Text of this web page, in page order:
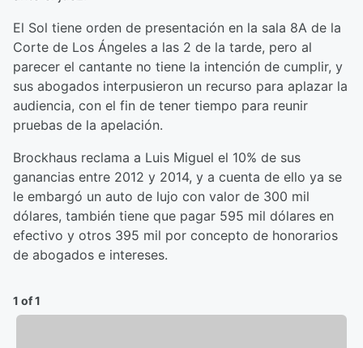
El Sol tiene orden de presentación en la sala 8A de la
Corte de Los Ángeles a las 2 de la tarde, pero al
parecer el cantante no tiene la intención de cumplir, y
sus abogados interpusieron un recurso para aplazar la
audiencia, con el fin de tener tiempo para reunir
pruebas de la apelación.
Brockhaus reclama a Luis Miguel el 10% de sus
ganancias entre 2012 y 2014, y a cuenta de ello ya se
le embargó un auto de lujo con valor de 300 mil
dólares, también tiene que pagar 595 mil dólares en
efectivo y otros 395 mil por concepto de honorarios
de abogados e intereses.
1 of 1